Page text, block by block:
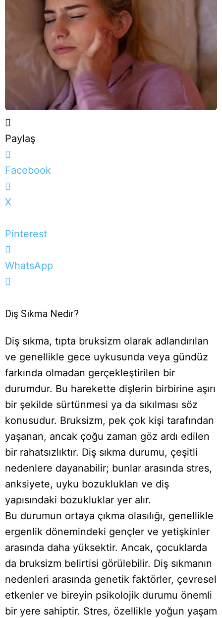
Paylaş
Facebook
X
Pinterest
WhatsApp
Diş Sıkma Nedir?
Diş sıkma, tıpta bruksizm olarak adlandırılan
ve genellikle gece uykusunda veya gündüz
farkında olmadan gerçekleştirilen bir
durumdur. Bu harekette dişlerin birbirine aşırı
bir şekilde sürtünmesi ya da sıkılması söz
konusudur. Bruksizm, pek çok kişi tarafından
yaşanan, ancak çoğu zaman göz ardı edilen
bir rahatsızlıktır. Diş sıkma durumu, çeşitli
nedenlere dayanabilir; bunlar arasında stres,
anksiyete, uyku bozuklukları ve diş
yapısındaki bozukluklar yer alır.
Bu durumun ortaya çıkma olasılığı, genellikle
ergenlik dönemindeki gençler ve yetişkinler
arasında daha yüksektir. Ancak, çocuklarda
da bruksizm belirtisi görülebilir. Diş sıkmanın
nedenleri arasında genetik faktörler, çevresel
etkenler ve bireyin psikolojik durumu önemli
bir yere sahiptir. Stres, özellikle yoğun yaşam